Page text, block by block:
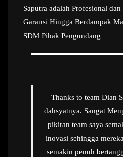
Saputra adalah Profesional
Garansi Hingga Berdampak
SDM Pihak Pengundang
Thanks to team Dian
dahsyatnya. Sangat
pikiran team saya
inovasi sehingga
semakin penuh